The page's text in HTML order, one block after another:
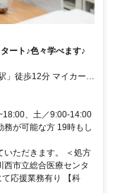
ート♪色々学べます♪
、土／9:00-14:00
務が可能な方 19時もし
いただきます。 ＜処方
西市立総合医療センタ
応援業務有り 【科